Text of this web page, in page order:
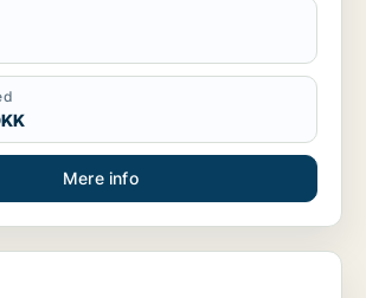
Mere info
søger værksted, restaurant,